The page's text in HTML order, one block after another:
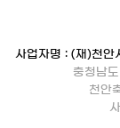
사업자명 : (재)천안
충청남
천안